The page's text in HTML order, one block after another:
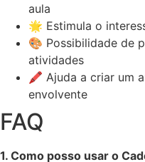
aula
🌟 Estimula o
🎨 Possibilidade de
atividades
🖍️ Ajuda a criar um
envolvente
FAQ
1. Como posso usar o